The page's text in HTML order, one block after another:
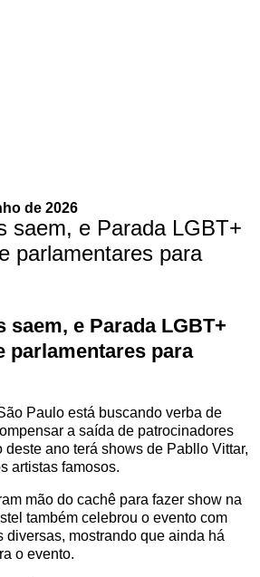
de 2026
saem, e Parada LGBT+
parlamentares para
saem, e Parada LGBT+
parlamentares para
Paulo está buscando verba de
a saída de patrocinadores
deste ano terá shows de Pabllo Vittar,
artistas famosos.
mão do cachê para fazer show na
também celebrou o evento com
diversas, mostrando que ainda há
o evento.